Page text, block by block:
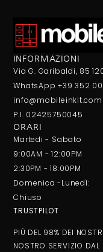
INFORMAZIONI
Via G. Garibaldi, 85
WhatsApp +39 352
info@mobileinkit.com
P.I. 02425750045
ORARI
Martedi - Sabato
9:00AM - 12:00PM
2:30PM - 18:00PM
Domenica -Lunedì:
Chiuso
TRUSTPILOT
PIÙ DEL 98% DEI
NOSTRO SERVIZIO